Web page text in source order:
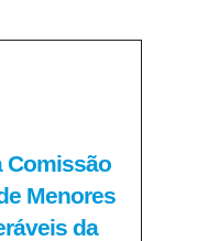
Comissão
Menores
da